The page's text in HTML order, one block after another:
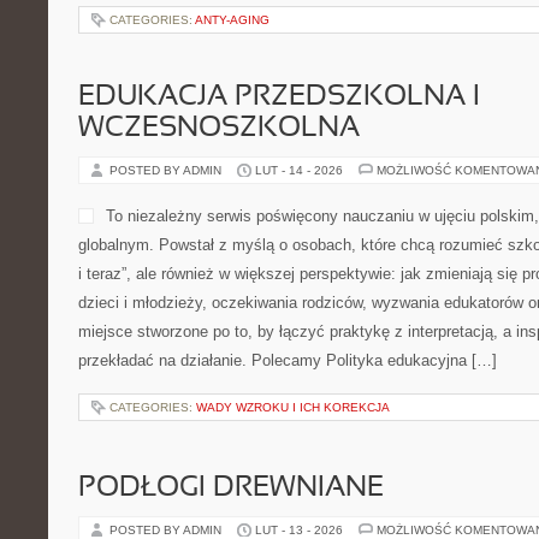
CATEGORIES: ANTY-AGING
EDUKACJA PRZEDSZKOLNA I
WCZESNOSZKOLNA
POSTED BY ADMIN LUT - 14 - 2026 MOŻLIWOŚĆ
To niezależny serwis poświęcony nauczaniu w ujęciu
globalnym. Powstał z myślą o osobach, które chcą rozumieć
i teraz”, ale również w większej perspektywie: jak zmieniają się
dzieci i młodzieży, oczekiwania rodziców, wyzwania edukatorów
miejsce stworzone po to, by łączyć praktykę z interpretacją, a
przekładać na działanie. Polecamy Polityka edukacyjna […]
CATEGORIES: WADY WZROKU I ICH KOREKCJA
PODŁOGI DREWNIANE
POSTED BY ADMIN LUT - 13 - 2026 MOŻLIWOŚĆ